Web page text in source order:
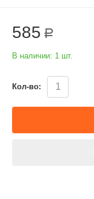
585 Р
В наличии: 1 шт.
Кол-во: